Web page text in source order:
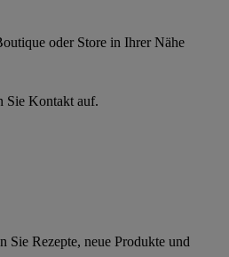
oder Store in Ihrer Nähe
Sie Kontakt auf.
Sie Rezepte, neue Produkte und